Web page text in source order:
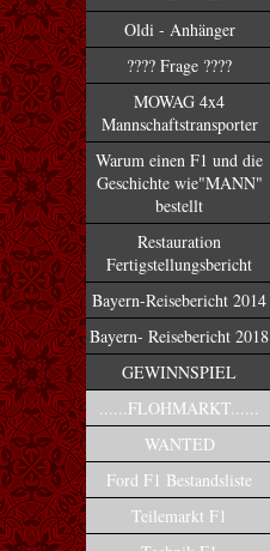
Oldi - Anhänger
???? Frage ????
MOWAG 4x4
Mannschaftstransporter
Warum einen F1 und die
Geschichte wie"MANN"
bestellt
Restauration
Fertigstellungsbericht
Bayern-Reisebericht 2014
Bayern- Reisebericht 2018
GEWINNSPIEL
......FLOHMARKT......
WANTED
Ford F1 Bestandsliste
Teilemarkt F1